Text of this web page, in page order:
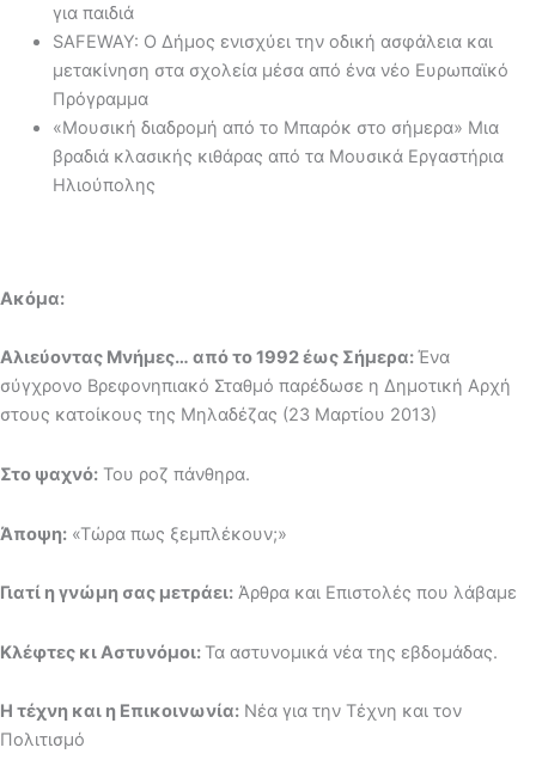
για παιδιά
SAFEWAY: Ο Δήμος ενισχύει την οδική ασφάλεια και
μετακίνηση στα σχολεία μέσα από ένα νέο Ευρωπαϊκό
Πρόγραμμα
«Μουσική διαδρομή από το Μπαρόκ στο σήμερα» Μια
βραδιά κλασικής κιθάρας από τα Μουσικά Εργαστήρια
Ηλιούπολης
Ακόμα:
Αλιεύοντας Μνήμες… από το 1992 έως Σήμερα:Ένα
σύγχρονο Βρεφονηπιακό Σταθμό παρέδωσε η Δημοτική Αρχή
στους κατοίκους της Μηλαδέζας (23 Μαρτίου 2013)
Στο ψαχνό: Του ροζ πάνθηρα.
Άποψη: «Τώρα πως ξεμπλέκουν;»
Γιατί η γνώμη σας μετράει: Άρθρα και Επιστολές που λάβαμε
Κλέφτες κι Αστυνόμοι: Τα αστυνομικά νέα της εβδομάδας.
Η τέχνη και η Επικοινωνία: Νέα για την Τέχνη και τον
Πολιτισμό